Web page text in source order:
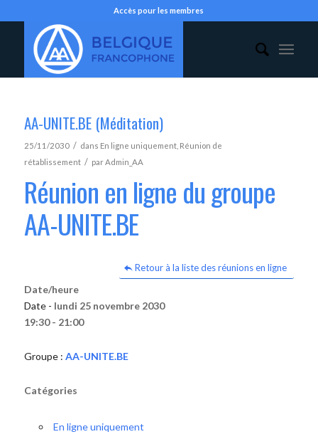
Accès pour les membres
AA-UNITE.BE (Méditation)
25/11/2030 / dans En ligne uniquement, Réunion de
rétablissement / parAdmin_AA
Réunion en ligne du groupe
AA-UNITE.BE
Retour à la liste des réunions en ligne
Date/heure
Date - lundi 25 novembre 2030
19:30 - 21:00
Groupe : AA-UNITE.BE
Catégories
En ligne uniquement